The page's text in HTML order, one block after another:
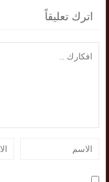
اترك تعليقاً